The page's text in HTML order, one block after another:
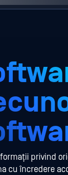
privind
cu încredere